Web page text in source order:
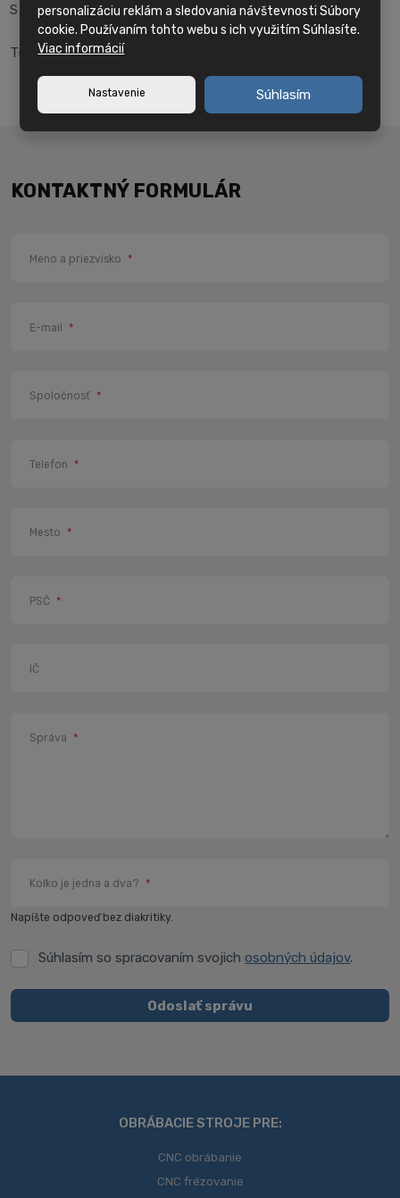
S pozdravom a prianím úspešných dní
Tím PROFIKA
KONTAKTNÝ FORMULÁR
Meno a priezvisko *
E-mail *
Spoločnosť *
Telefon *
Mesto *
PSČ *
IČ
Správa *
Koľko je jedna a dva? *
Napíšte odpoveď bez diakritiky.
Súhlasím
spracovaním
svojich
Súhlasím so spracovaním svojichosobných údajov.
Odoslať správu
OBRÁBACIE STROJE PRE:
CNC obrábanie
CNC frézovanie
personalizáciu reklám a sledovania návštevnosti Súbory
cookie. Používaním tohto webu s ich využitím Súhlasíte.
Viac informácií
Nastavenie Súhlasím